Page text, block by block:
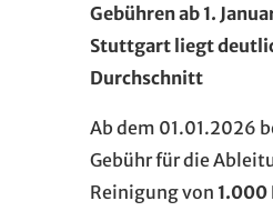
Gebühren ab 1.
Stuttgart liegt
Durchschnitt
Ab dem 01.01.2026
Gebühr für die
Reinigung von 1.000